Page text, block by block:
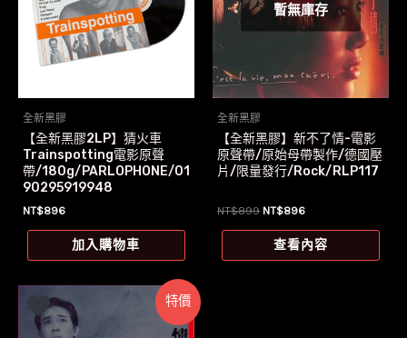
全新黑膠
【全新黑膠2LP】猜火車
Trainspotting電影原聲
帶/180g/PARLOPHONE/01
90295919948
NT$896
加入購物車
暫無庫存
全新黑膠
【全新黑膠】新不了情-電影
原聲帶/原始母帶製作/德國壓
片/限量發行/Rock/RLP117
NT$899 原
格：
NT$896目
價
格：
查看內容
特價